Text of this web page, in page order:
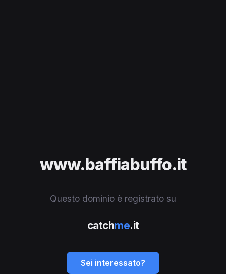
www.baffiabuffo.it
Questo dominio è registrato su
catchme.it
Sei interessato?